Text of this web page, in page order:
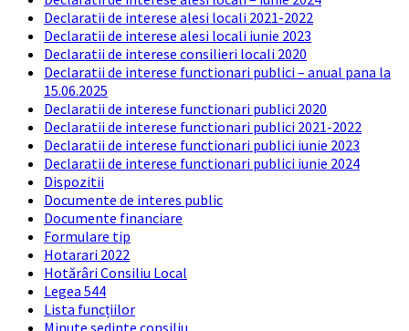
Declaratii de interese alesi locali 2021-2022
Declaratii de interese alesi locali iunie 2023
Declaratii de interese consilieri locali 2020
Declaratii de interese functionari publici – anual pana la
15.06.2025
Declaratii de interese functionari publici 2020
Declaratii de interese functionari publici 2021-2022
Declaratii de interese functionari publici iunie 2023
Declaratii de interese functionari publici iunie 2024
Dispozitii
Documente de interes public
Documente financiare
Formulare tip
Hotarari 2022
Hotărâri Consiliu Local
Legea 544
Lista funcțiilor
Minute sedinte consiliu